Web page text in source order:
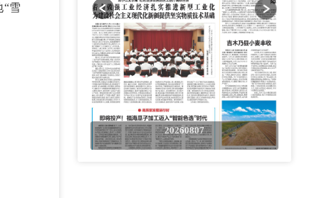
雪
20260807